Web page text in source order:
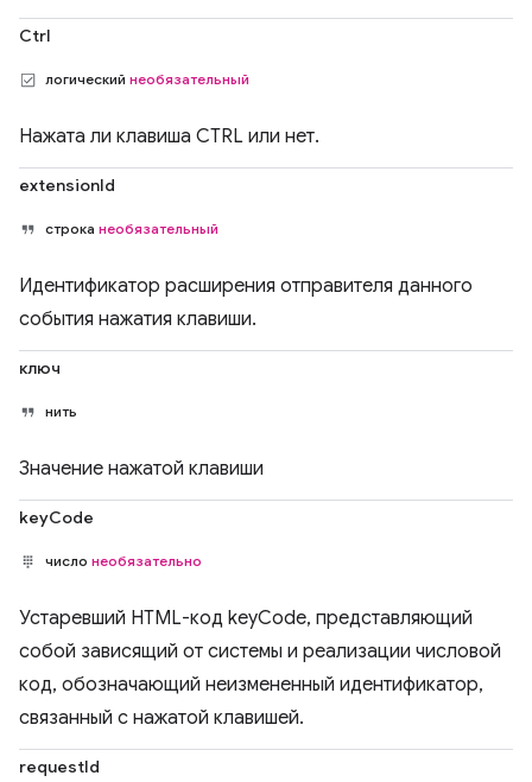
Ctrl
логический необязательный
Нажата ли клавиша CTRL или нет.
extensionId
строка необязательный
Идентификатор расширения отправителя данного
события нажатия клавиши.
ключ
нить
Значение нажатой клавиши
keyCode
число необязательно
Устаревший HTML-код keyCode, представляющий
собой зависящий от системы и реализации числовой
код, обозначающий неизмененный идентификатор,
связанный с нажатой клавишей.
requestId